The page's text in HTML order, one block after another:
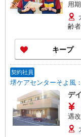
用期間
手
過
手当 6,000円
当
齢
キープ
契約社員
堺ケアセンターそよ風
デ
遇改善
年末年
12